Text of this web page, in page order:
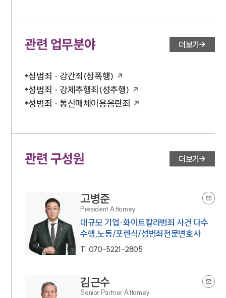
관련 업무분야 더보기
성범죄 · 강간죄(성폭행)
성범죄 · 강제추행죄(성추행)
성범죄 · 통신매체이용음란죄
관련 구성원 더보기
고병준
President Attorney
대규모 기업·화이트칼라범죄 사건 다수
수행,노동/포렌식/성범죄전문변호사
T. 070-5221-2805
김근수
Senior Partner Attorney